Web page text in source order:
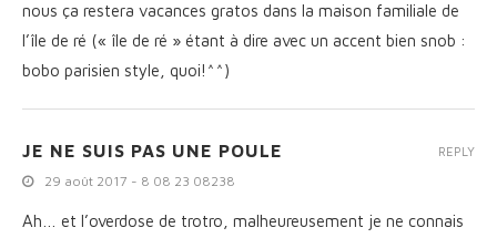
nous ça restera vacances gratos dans la maison familiale de
l’île de ré (« île de ré » étant à dire avec un accent bien snob :
bobo parisien style, quoi!^^)
JE NE SUIS PAS UNE POULE
29 août 2017 - 8 08 23 08238
Ah… et l’overdose de trotro, malheureusement je ne connais
REPLY